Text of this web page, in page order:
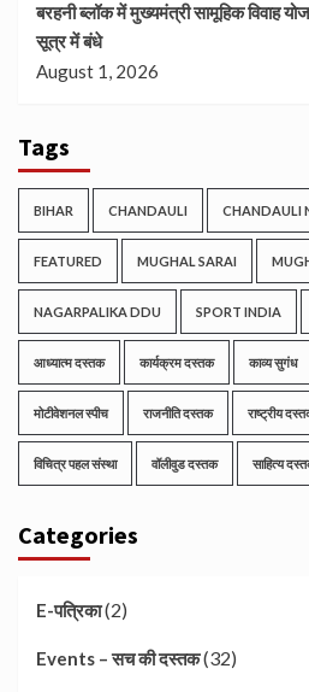
बरहनी ब्लॉक में मुख्यमंत्री सामूहिक विवाह
सूत्र में बंधे
August 1, 2026
Tags
BIHAR CHANDAULI CHANDAULI
FEATURED MUGHAL SARAI
NAGARPALIKA DDU SPORT INDIA
आध्यात्म दस्तक कार्यक्रम दस्तक काव्य सुगंध
मोटीवेशनल स्पीच राजनीति दस्तक राष्ट्रीय
विचित्र पहल संस्था वॉलीवुड दस्तक साहित्य
Categories
E-पत्रिका(2)
Events – सच की दस्तक(32)